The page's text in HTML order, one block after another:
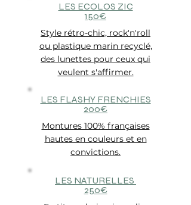
LES ECOLOS ZIC
150€
​​Style rétro-chic, rock'n'roll
ou plastique marin recyclé,
des lunettes pour ceux qui
veulent s'affirmer.
LES FLASHY FRENCHIES
200€
Montures 100% françaises
hautes en couleurs et en
convictions.
LES NATURELLES
250€